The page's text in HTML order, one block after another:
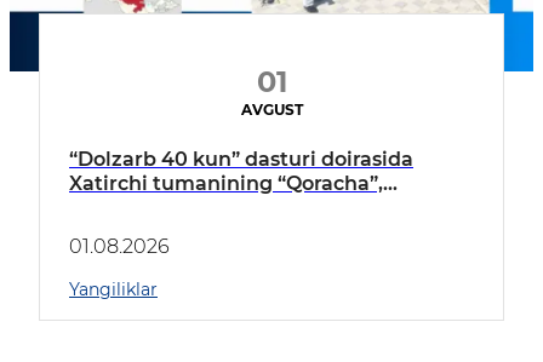
01
AVGUST
“Dolzarb 40 kun” dasturi doirasida
Xatirchi tumanining “Qoracha”,
borildi
01.08.2026
Yangiliklar